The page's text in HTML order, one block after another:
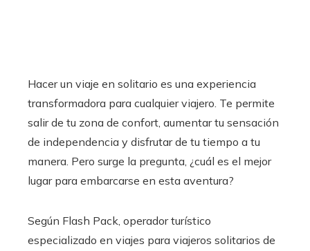
Hacer un viaje en solitario es una experiencia
transformadora para cualquier viajero. Te permite
salir de tu zona de confort, aumentar tu sensación
de independencia y disfrutar de tu tiempo a tu
manera. Pero surge la pregunta, ¿cuál es el mejor
lugar para embarcarse en esta aventura?
Según Flash Pack, operador turístico
especializado en viajes para viajeros solitarios de